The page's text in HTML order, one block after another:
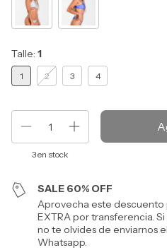
Talle: 1
1 2 3 4
3en stock
SALE 60% OFF
Aprovecha este descuento
EXTRA por transferencia.
no te olvides de enviarnos
Whatsapp.